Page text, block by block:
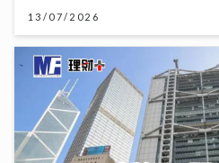
13/07/2026